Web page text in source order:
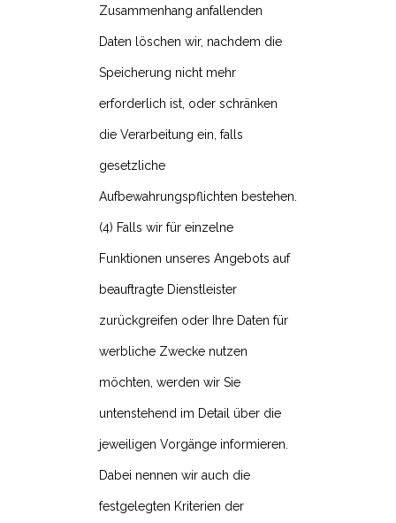
Zusammenhang anfallenden
Daten löschen wir, nachdem die
Speicherung nicht mehr
erforderlich ist, oder schränken
die Verarbeitung ein, falls
gesetzliche
Aufbewahrungspflichten bestehen.
(4) Falls wir für einzelne
Funktionen unseres Angebots auf
beauftragte Dienstleister
zurückgreifen oder Ihre Daten für
werbliche Zwecke nutzen
möchten, werden wir Sie
untenstehend im Detail über die
jeweiligen Vorgänge informieren.
Dabei nennen wir auch die
festgelegten Kriterien der